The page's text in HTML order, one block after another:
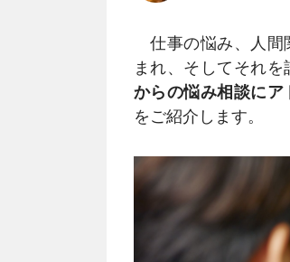
仕事の悩み、人間
まれ、そしてそれを
からの悩み相談にア
をご紹介します。